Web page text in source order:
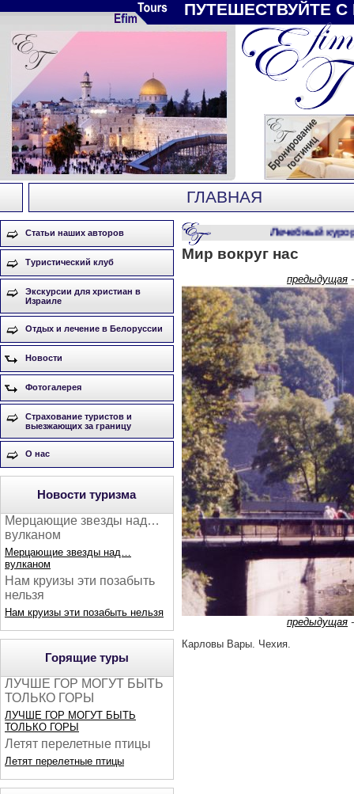
ПУТЕШЕСТВУЙТЕ
ГЛАВНАЯ
Статьи наших авторов
Туристический клуб
Экскурсии для христиан в
Израиле
Отдых и лечение в Белоруссии
Новости
Фотогалерея
Страхование туристов и
выезжающих за границу
О нас
Новости туризма
Мерцающие звезды над…
вулканом
Мерцающие звезды над…
вулканом
Нам круизы эти позабыть
нельзя
Нам круизы эти позабыть нельзя
Горящие туры
ЛУЧШЕ ГОР МОГУТ БЫТЬ
ТОЛЬКО ГОРЫ
ЛУЧШЕ ГОР МОГУТ БЫТЬ
ТОЛЬКО ГОРЫ
Летят перелетные птицы
Летят перелетные птицы
Лечебный
Мир вокруг нас
предыдущая
предыдущая
Карловы Вары. Чехия.